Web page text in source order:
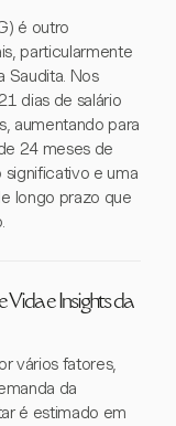
é outro
particularmente
Saudita. Nos
dias de salário
aumentando para
24 meses de
significativo e uma
longo prazo que
Vida e Insights da
vários fatores,
da
é estimado em